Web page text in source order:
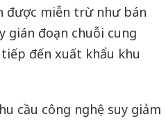
được miễn trừ như bán
gián đoạn chuỗi cung
đến xuất khẩu khu
cầu công nghệ suy giảm